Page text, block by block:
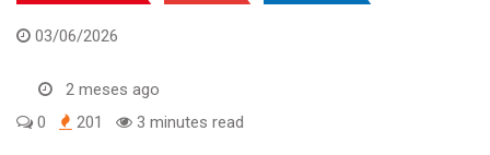
03/06/2026
2 meses ago
0
201 3 minutes read